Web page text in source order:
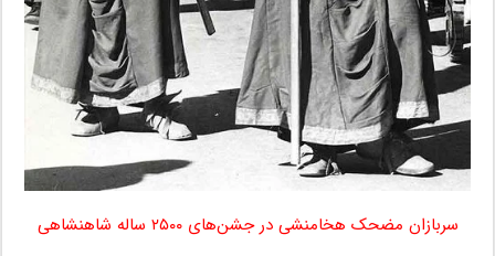
سربازان مضحک هخامنشی در جشن‌های ۲۵۰۰ ساله شاهنشاهی